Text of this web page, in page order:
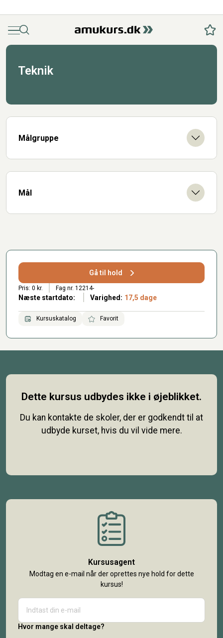
MenuSøg
Teknik
Målgruppe
Mål
Gå til hold
Pris: 0 kr. Fag nr. 12214-
Næste startdato: Varighed: 17,5 dage
Kursuskatalog Favorit
Dette kursus udbydes ikke i øjeblikket.
Du kan kontakte de skoler, der er godkendt til at
udbyde kurset, hvis du vil vide mere.
Kursusagent
Modtag en e-mail når der oprettes nye hold for dette
kursus!
Hvor mange skal deltage?